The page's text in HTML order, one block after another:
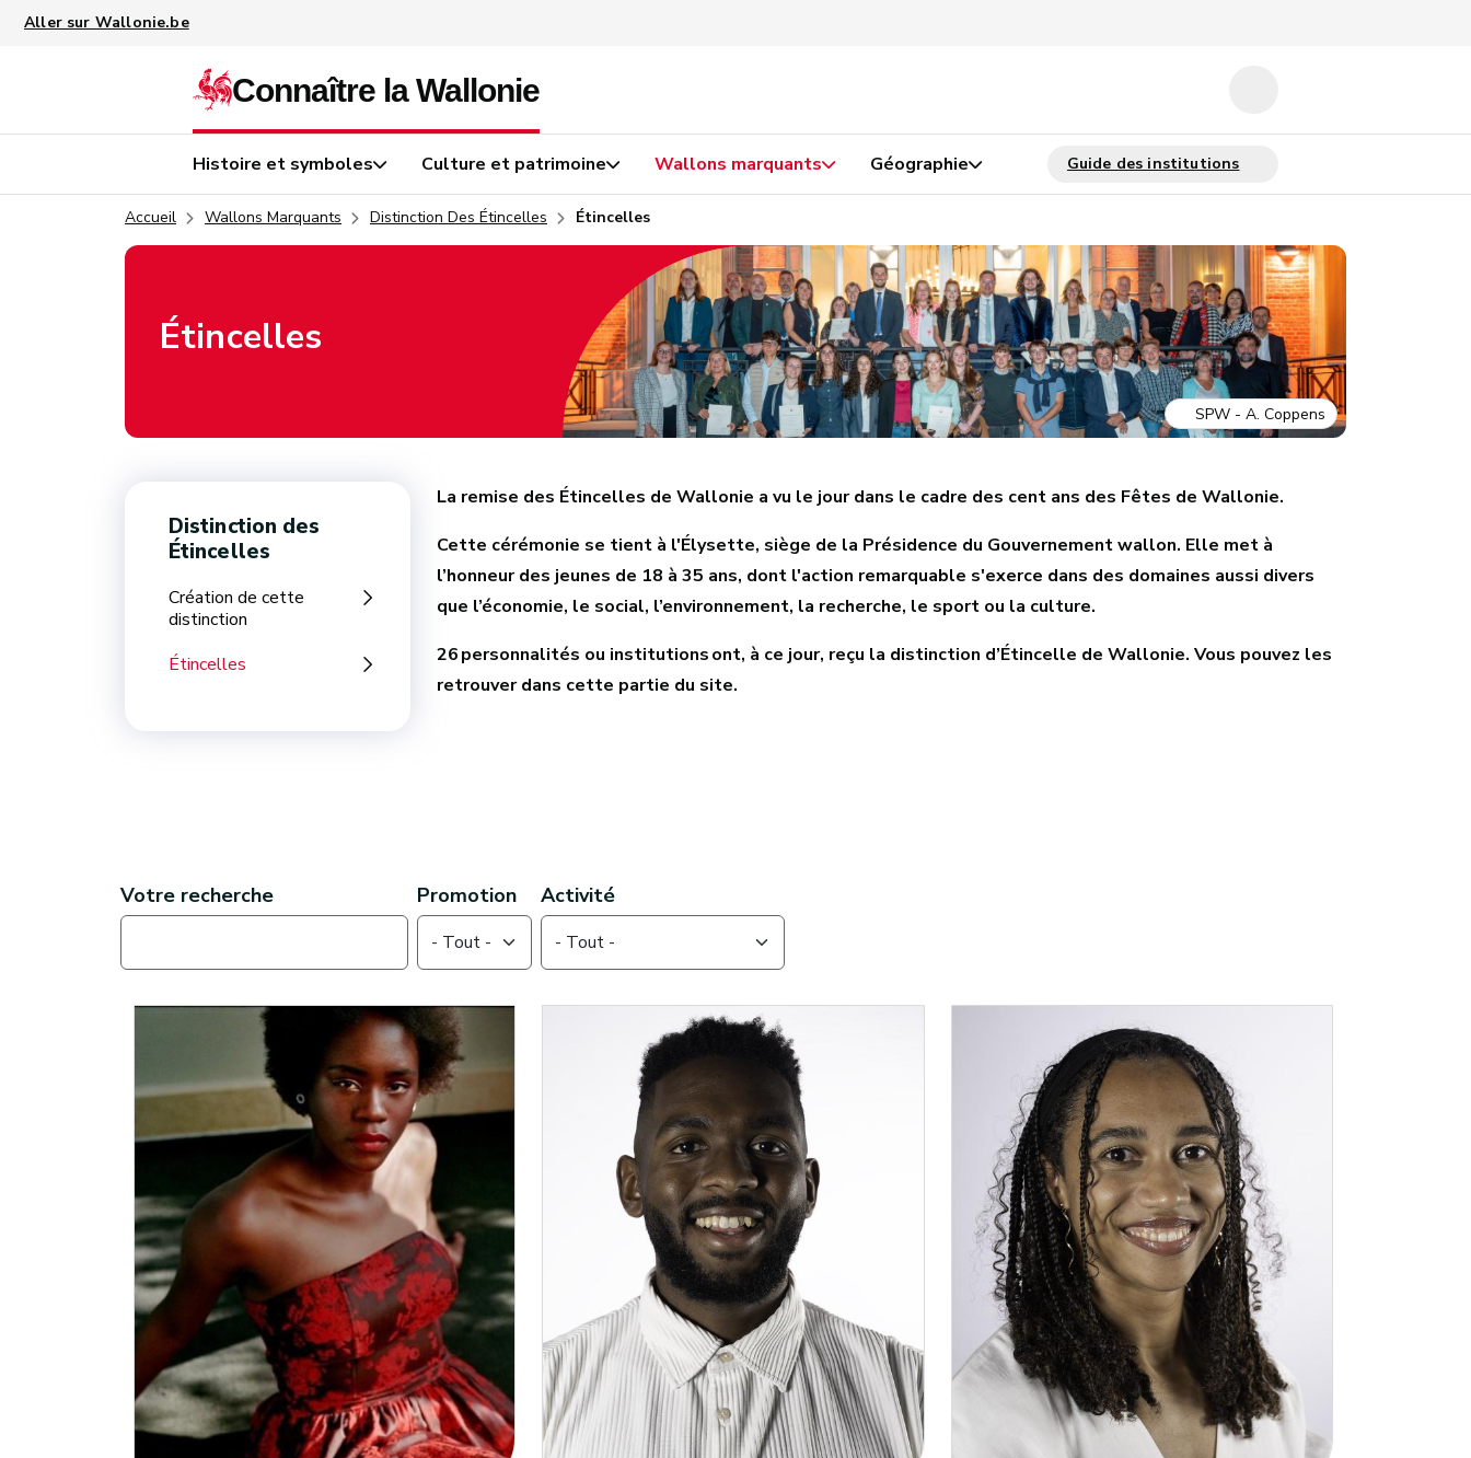
Histoire et symboles Culture et patrimoine Wallons marquants Géographie
Accueil Wallons Marquants Distinction Des Étincelles Étincelles
Étincelles
Distinction des
Étincelles
Création de cette
distinction
Étincelles
La remise des Étincelles de Wallonie a vu le jour dans le cadre des cent ans des Fêtes de Wallonie.
Cette cérémonie se tient à l'Élysette, siège de la Présidence du Gouvernement wallon. Elle met à
l’honneur des jeunes de 18 à 35 ans, dont l'action remarquable s'exerce dans des domaines aussi divers
que l’économie, le social, l’environnement, la recherche, le sport ou la culture.
26 personnalités ou institutions ont, à ce jour, reçu la distinction d’Étincelle de Wallonie. Vous pouvez les
retrouver dans cette partie du site.
Votre recherche Promotion Activité